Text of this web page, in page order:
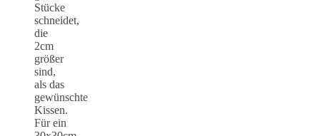
Stücke
schneidet,
die
2cm
größer
sind,
als das
gewünschte
Kissen.
Für ein